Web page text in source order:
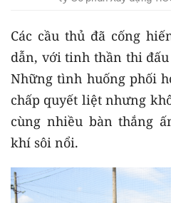
Các cầu thủ đã cống
dẫn, với tinh thần thi
Những tình huống phối
chấp quyết liệt nhưng
cùng nhiều bàn thắng
khí sôi nổi.